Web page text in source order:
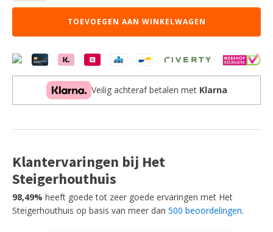
-
-
aantal
TOEVOEGEN AAN WINKELWAGEN
Veilig achteraf betalen met Klarna
Klantervaringen bij Het
Steigerhouthuis
98,49% heeft goede tot zeer goede ervaringen met Het
Steigerhouthuis op basis van meer dan 500 beoordelingen.